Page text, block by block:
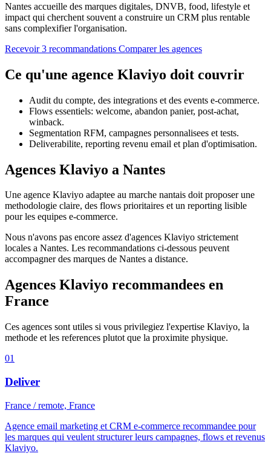
Nantes accueille des marques digitales, DNVB, food, lifestyle et
impact qui cherchent souvent a construire un CRM plus rentable
sans complexifier l'organisation.
Recevoir 3 recommandations Comparer les agences
Ce qu'une agence Klaviyo doit couvrir
Audit du compte, des integrations et des events e-commerce.
Flows essentiels: welcome, abandon panier, post-achat,
winback.
Segmentation RFM, campagnes personnalisees et tests.
Deliverabilite, reporting revenu email et plan d'optimisation.
Agences Klaviyo a Nantes
Une agence Klaviyo adaptee au marche nantais doit proposer une
methodologie claire, des flows prioritaires et un reporting lisible
pour les equipes e-commerce.
Nous n'avons pas encore assez d'agences Klaviyo strictement
locales a Nantes. Les recommandations ci-dessous peuvent
accompagner des marques de Nantes a distance.
Agences Klaviyo recommandees en
France
Ces agences sont utiles si vous privilegiez l'expertise Klaviyo, la
methode et les references plutot que la proximite physique.
01
Deliver
France / remote, France
Agence email marketing et CRM e-commerce recommandee pour
les marques qui veulent structurer leurs campagnes, flows et revenus
Klaviyo.